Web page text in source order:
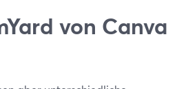
von Canva